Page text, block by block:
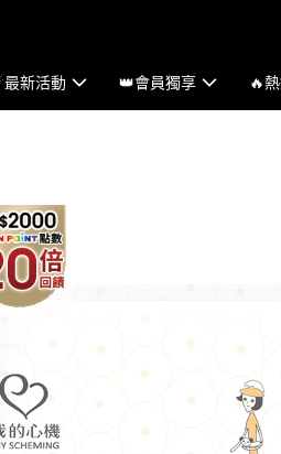
新活動 👑會員獨享 🔥